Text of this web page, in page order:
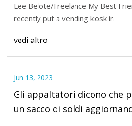
Lee Belote/Freelance My Best
recently put a vending kiosk in
vedi altro
Jun 13, 2023
Gli appaltatori dicono che
un sacco di soldi